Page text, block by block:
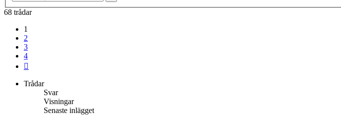
68 trådar
1
2
3
4
Trådar
Svar
Visningar
Senaste inlägget